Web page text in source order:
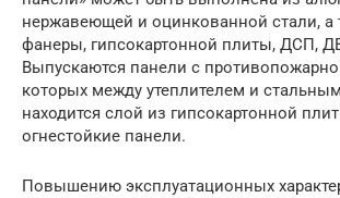
нержавеющей и оцинкованной стали, а
фанеры, гипсокартонной плиты, ДСП,
Выпускаются панели с
которых между утеплителем и
находится слой из гипсокартонной
огнестойкие панели.
Повышению эксплуатационных